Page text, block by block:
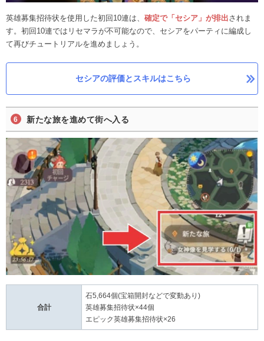
英雄募集招待状を使用した初回10連は、 確定で「セシア」が排出されま
す。初回10連ではリセマラが不可能なので、セシアをパーティに編成し
て再びチュートリアルを進めましょう。
セシアの評価とスキルはこちら
新たな旅を進めて街へ入る
合計
石5,664個(宝箱開封などで変動あり)
英雄募集招待状×44個
エピック英雄募集招待状×26